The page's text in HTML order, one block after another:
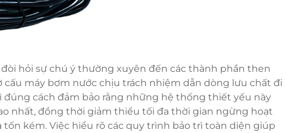
hỏi sự chú ý thường xuyên đến các thành phần then
cấu máy bơm nước chịu trách nhiệm dẫn dòng lưu chất đi
đúng cách đảm bảo rằng những hệ thống thiết yếu này
nhất, đồng thời giảm thiểu tối đa thời gian ngừng hoạt
kém. Việc hiểu rõ các quy trình bảo trì toàn diện giúp